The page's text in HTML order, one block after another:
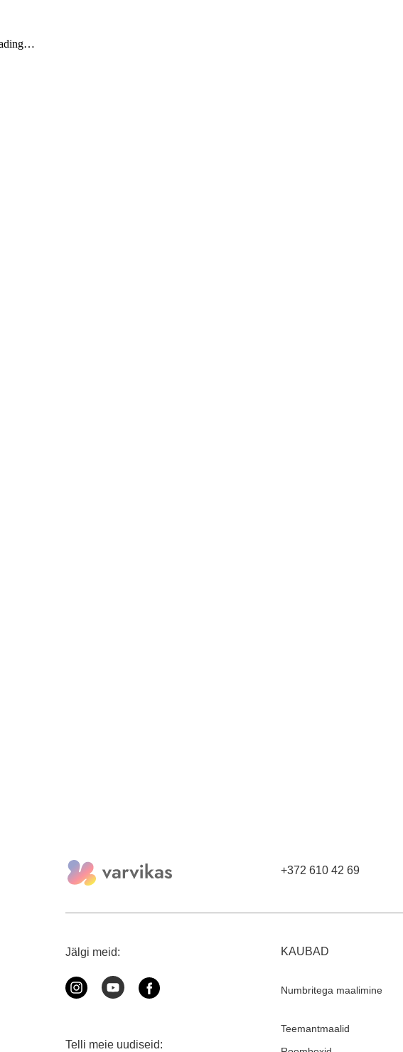
Jälgi meid:
Telli meie uudiseid:
+372 610 42 69
Teemantmaalid
Numbritega maalimine
KAUBAD